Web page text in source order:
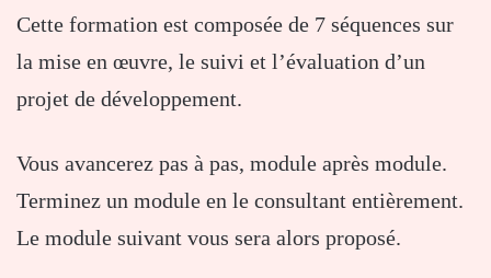
Cette formation est composée de 7 séquences sur
la mise en œuvre, le suivi et l’évaluation d’un
projet de développement.
Vous avancerez pas à pas, module après module.
Terminez un module en le consultant entièrement.
Le module suivant vous sera alors proposé.